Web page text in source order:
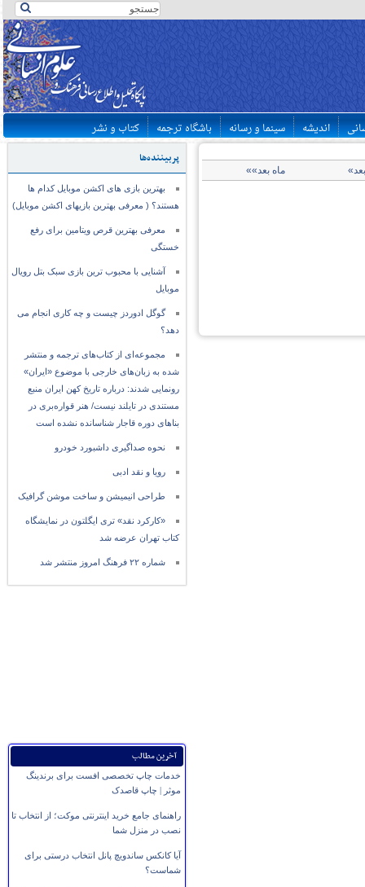
اندیشه سینما و رسانه باشگاه ترجمه کتاب و نشر
پربیننده‌ها
بهترین بازی های اکشن موبایل کدام ها
هستند؟ ( معرفی بهترین بازیهای اکشن موبایل)
معرفی بهترین قرص ویتامین برای رفع
خستگی
آشنایی با محبوب ترین بازی سبک بتل رویال
موبایل
گوگل ادوردز چیست و چه کاری انجام می
دهد؟
مجموعه‌ای از کتاب‌های ترجمه و منتشر
شده به زبان‌های خارجی با موضوع «ایران»
رونمایی شدند: درباره تاریخ کهن ایران منبع
مستندی در تایلند نیست/ هنر قواره‌بری در
بناهای دوره قاجار شناسانده نشده است
نحوه صداگیری داشبورد خودرو
رویا و نقد ادبی
طراحی انیمیشن و ساخت موشن گرافیک
«کارکرد نقد» تری ایگلتون در نمایشگاه
کتاب تهران عرضه شد
شماره ۲۲ فرهنگ امروز منتشر شد
آخرین مطالب
خدمات چاپ تخصصی افست برای برندینگ
موثر | چاپ قاصدک
راهنمای جامع خرید اینترنتی موکت؛ از انتخاب تا
نصب در منزل شما
آیا کانکس ساندویچ پانل انتخاب درستی برای
شماست؟
ماه بعد»»